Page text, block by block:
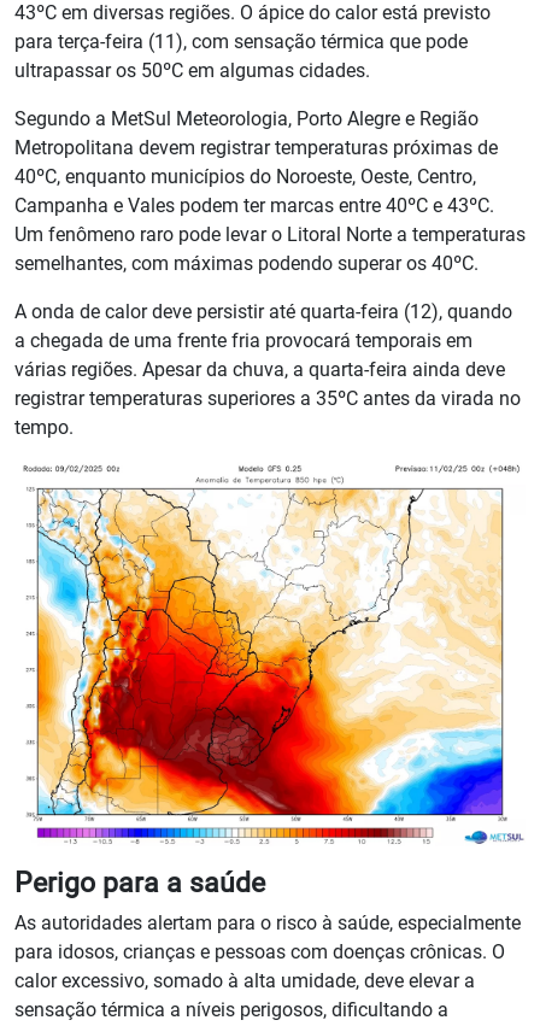
43ºC em diversas regiões. O ápice do calor está previsto
para terça-feira (11), com sensação térmica que pode
ultrapassar os 50ºC em algumas cidades.
Segundo a MetSul Meteorologia, Porto Alegre e Região
Metropolitana devem registrar temperaturas próximas de
40ºC, enquanto municípios do Noroeste, Oeste, Centro,
Campanha e Vales podem ter marcas entre 40ºC e 43ºC.
Um fenômeno raro pode levar o Litoral Norte a temperaturas
semelhantes, com máximas podendo superar os 40ºC.
A onda de calor deve persistir até quarta-feira (12), quando
a chegada de uma frente fria provocará temporais em
várias regiões. Apesar da chuva, a quarta-feira ainda deve
registrar temperaturas superiores a 35ºC antes da virada no
tempo.
Perigo para a saúde
As autoridades alertam para o risco à saúde, especialmente
para idosos, crianças e pessoas com doenças crônicas. O
calor excessivo, somado à alta umidade, deve elevar a
sensação térmica a níveis perigosos, dificultando a